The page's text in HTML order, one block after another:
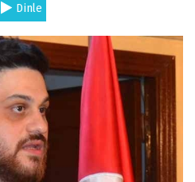
Dinle